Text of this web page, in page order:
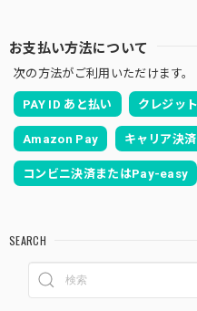
お支払い方法について
次の方法がご利用いただけます。
PAY ID あと払い クレジッ
Amazon Pay キャリア決済
コンビニ決済またはPay-easy
SEARCH